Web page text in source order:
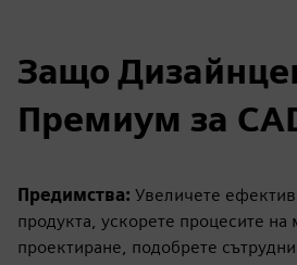
Защо
Премиум за
Предимства: Увеличете
продукта, ускорете процесите на
проектиране, подобрете